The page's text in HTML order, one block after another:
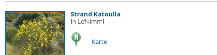
Strand Katoulla
in Lefkimmi
Karte